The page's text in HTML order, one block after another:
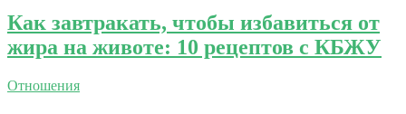
Как завтракать, чтобы избавиться от
жира на животе: 10 рецептов с КБЖУ
Отношения